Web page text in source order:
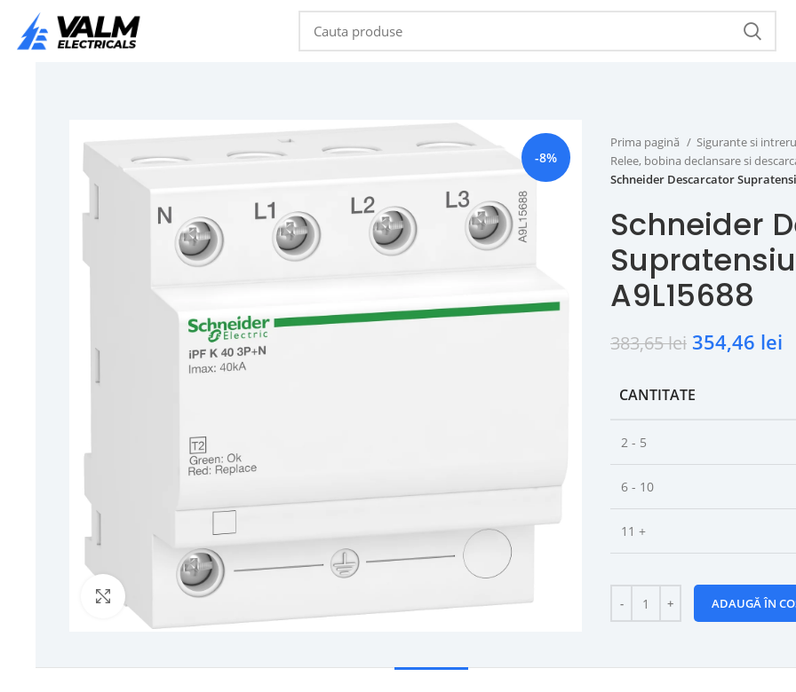
-8%
Click to enlarge
Prima pagină
Sigurante si
Relee, bobina declansare si
Schneider Descarcator
Schneider
A9L15688
383,65lei 354,46 lei
CANTITATE
2 - 5
6 - 10
11 +
ADAUGĂ ÎN